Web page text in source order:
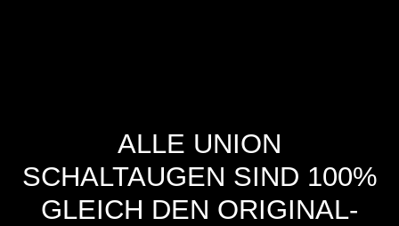
ALLE UNION
SCHALTAUGEN SIND 100%
GLEICH DEN ORIGINAL-